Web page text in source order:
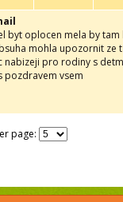
byt oplocen mela by
mohla upozornit
nabizeji pro rodiny s
pozdravem vsem
page: